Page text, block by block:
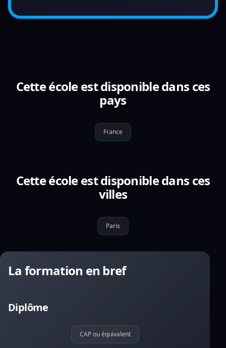
Cette école est disponible dans ces
pays
France
Cette école est disponible dans ces
villes
Paris
La formation en bref
Diplôme
CAP ou équivalent